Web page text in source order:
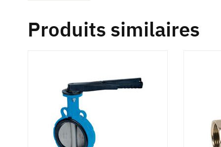
Produits similaires